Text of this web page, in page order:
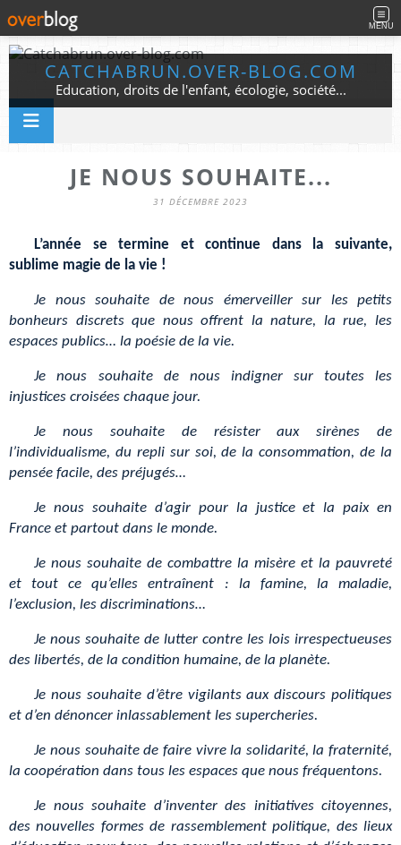
MENU
CATCHABRUN.OVER-BLOG.COM
Education, droits de l'enfant, écologie, société...
JE NOUS SOUHAITE...
31 DÉCEMBRE 2023
L’année se termine et continue dans la suivante,
sublime magie de la vie !
Je nous souhaite de nous émerveiller sur les petits
bonheurs discrets que nous offrent la nature, la rue, les
espaces publics… la poésie de la vie.
Je nous souhaite de nous indigner sur toutes les
injustices croisées chaque jour.
Je nous souhaite de résister aux sirènes de
l’individualisme, du repli sur soi, de la consommation, de la
pensée facile, des préjugés…
Je nous souhaite d’agir pour la justice et la paix en
France et partout dans le monde.
Je nous souhaite de combattre la misère et la pauvreté
et tout ce qu’elles entraînent : la famine, la maladie,
l’exclusion, les discriminations…
Je nous souhaite de lutter contre les lois irrespectueuses
des libertés, de la condition humaine, de la planète.
Je nous souhaite d’être vigilants aux discours politiques
et d’en dénoncer inlassablement les supercheries.
Je nous souhaite de faire vivre la solidarité, la fraternité,
la coopération dans tous les espaces que nous fréquentons.
Je nous souhaite d’inventer des initiatives citoyennes,
des nouvelles formes de rassemblement politique, des lieux